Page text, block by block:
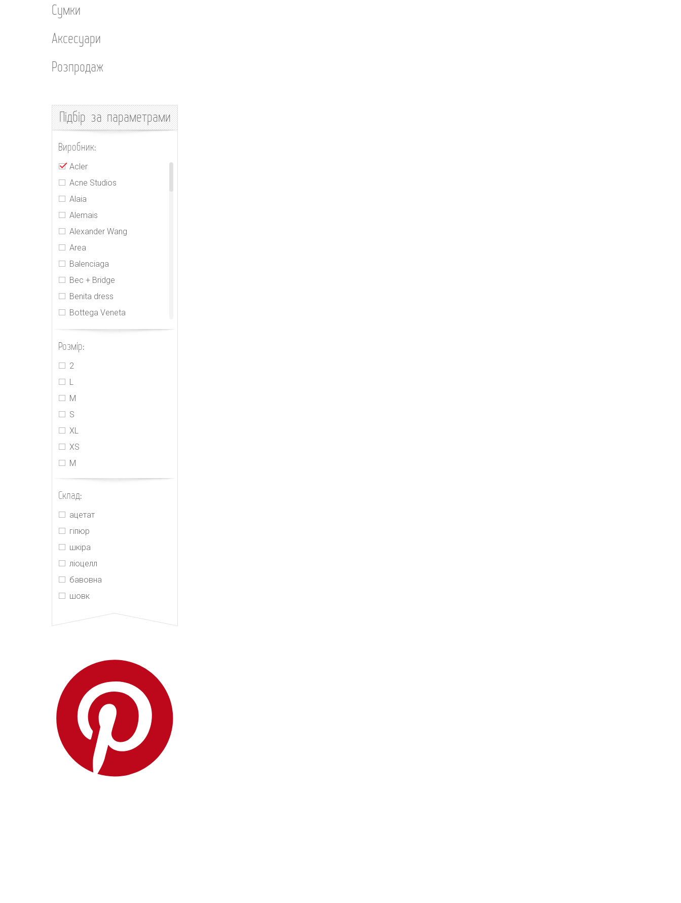
Сумки
Аксесуари
Розпродаж
Підбірза параметрами
Виробник:
Acler
Acne Studios
Alaia
Alemais
Alexander Wang
Area
Balenciaga
Bec + Bridge
Benita dress
Bottega Veneta
CDR
Cecilie Bahnsen
CHNL
Elie Tahari
Gucci
Houseofcb
Innika Choo
Isabel Marant
Jacquemus
Joslin
Orseund Iris
Realisation
Redpolaris
Reformation
REMAIN Birger
Christensen
Rick Owens
Rixo
Rodarte
Розмір:
2
L
M
S
XL
XS
М
Склад:
ацетат
гіпюр
шкіра
ліоцелл
бавовна
шовк